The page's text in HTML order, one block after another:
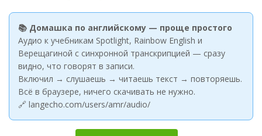
📚 Домашка по английскому — проще простого
Аудио к учебникам Spotlight, Rainbow English и
Верещагиной с синхронной транскрипцией — сразу
видно, что говорят в записи.
Включил → слушаешь → читаешь текст → повторяешь.
Всё в браузере, ничего скачивать не нужно.
🔗 langecho.com/users/amr/audio/